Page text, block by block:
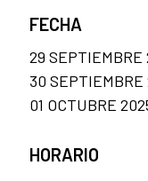
FECHA
29 SEPTIEMBRE
30 SEPTIEMBRE
01 OCTUBRE
HORARIO